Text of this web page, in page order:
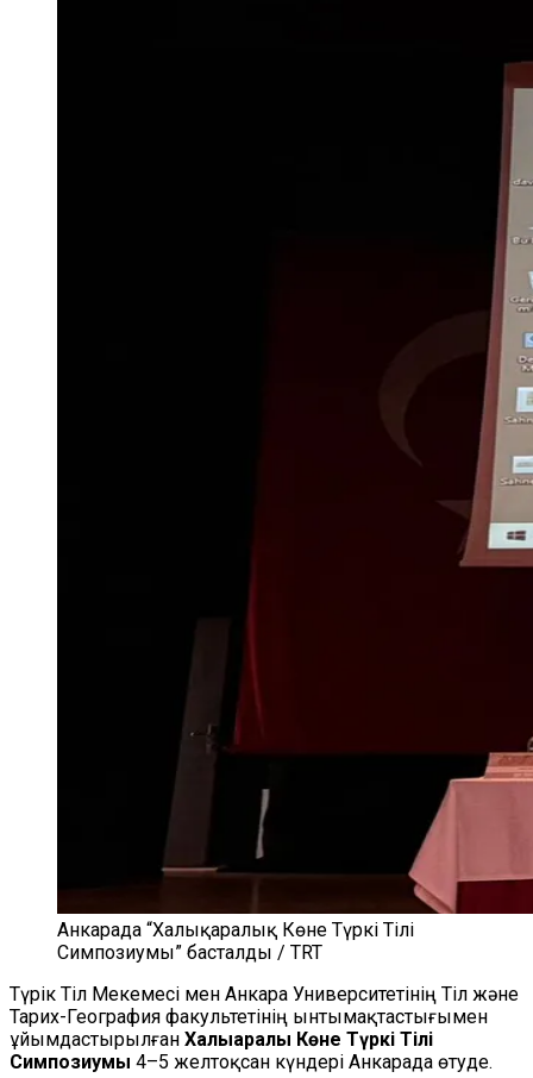
Анкарада “Халықаралық Көне Түркі Тілі
Симпозиумы” басталды / TRT
Түрік Тіл Мекемесі мен Анкара Университетінің Тіл және
Тарих-География факультетінің ынтымақтастығымен
ұйымдастырылған Халықаралық Көне Түркі Тілі
Симпозиумы 4–5 желтоқсан күндері Анкарада өтуде.